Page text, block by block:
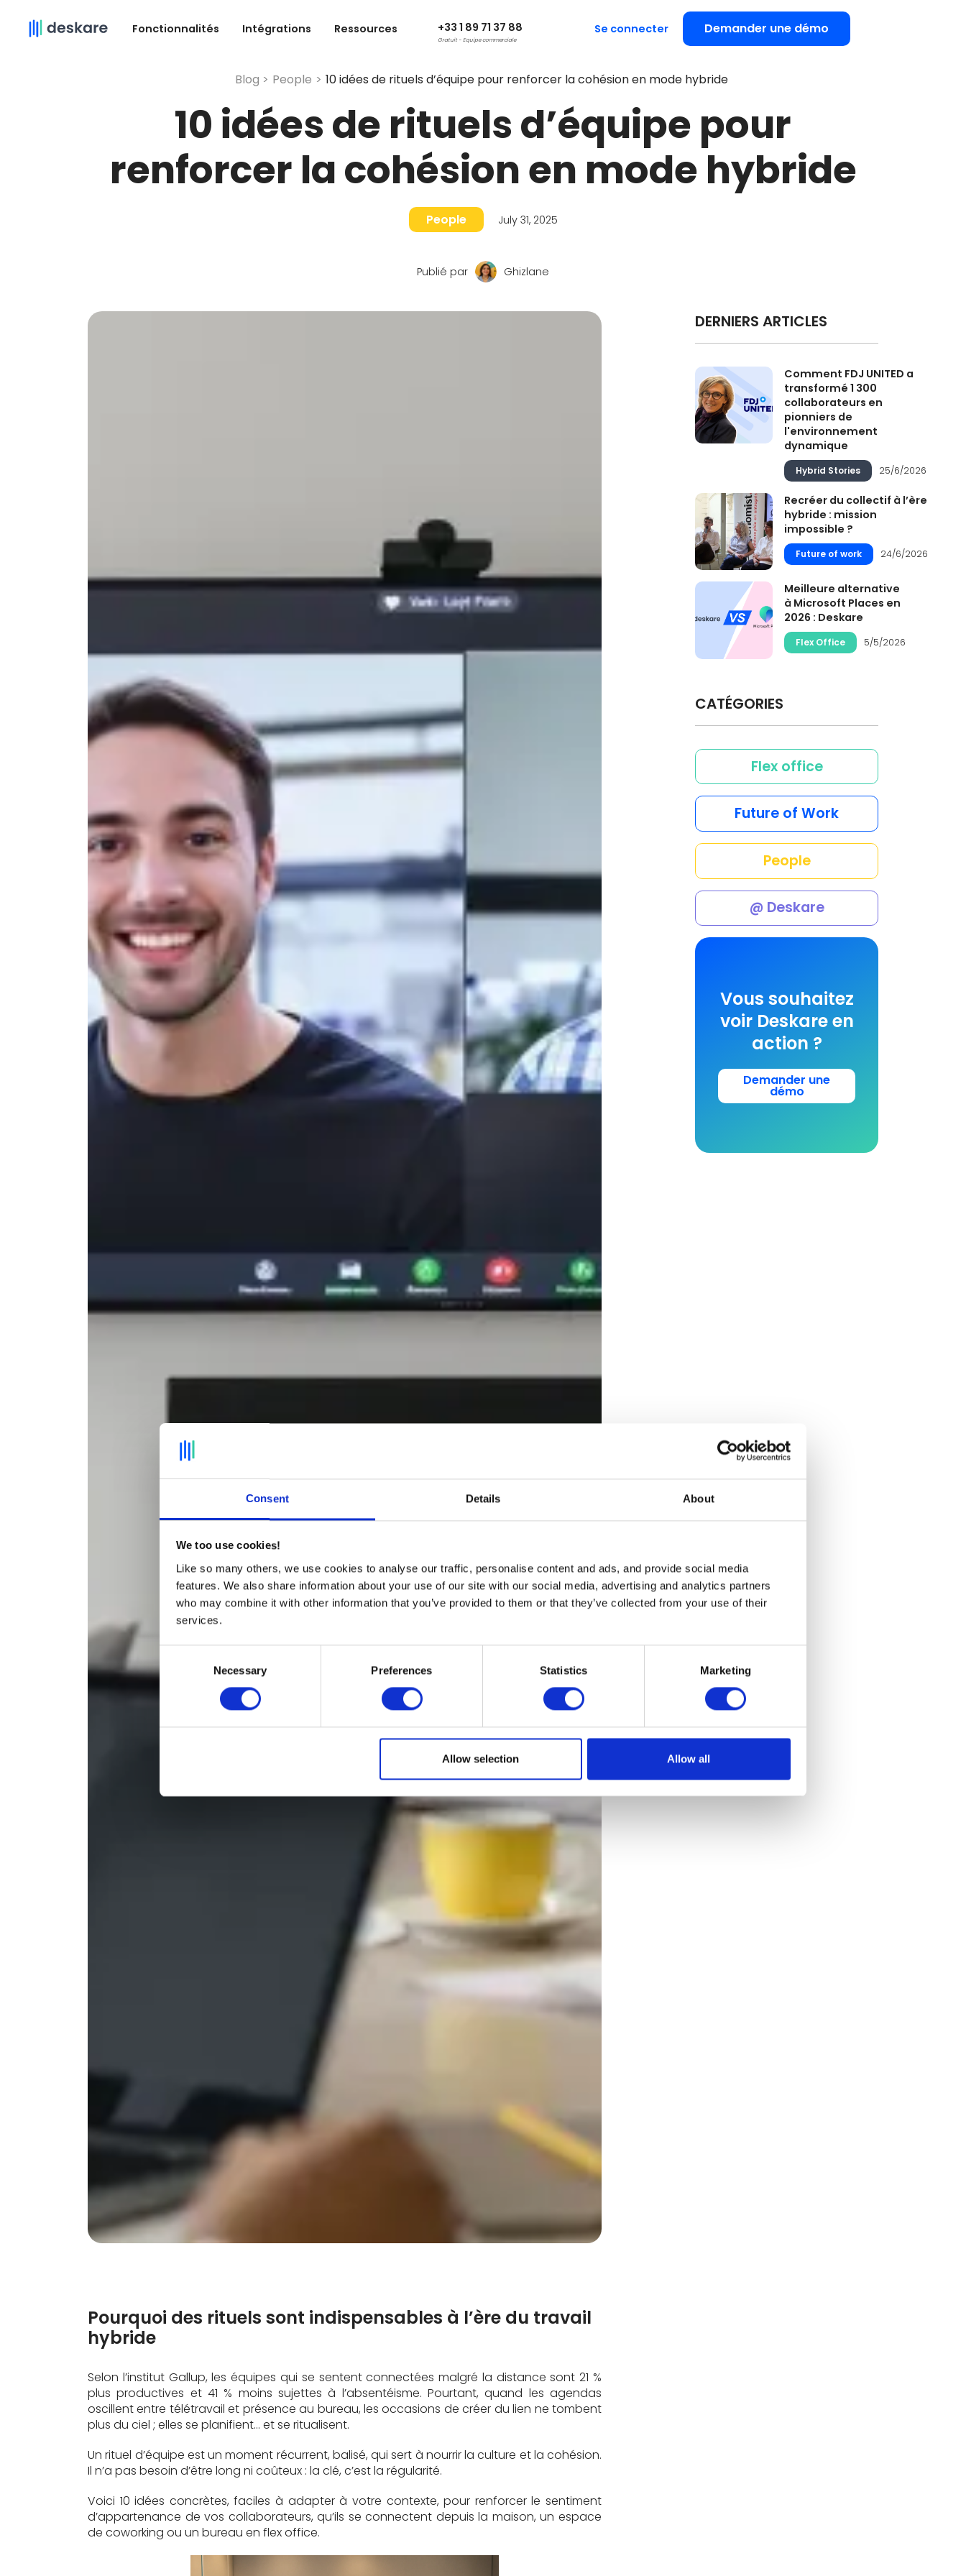
Consent Details About
We too use cookies!
Like so many others, we use cookies to analyse our traffic, personalise content and ads, and provide social media
features. We also share information about your use of our site with our social media, advertising and analytics partners
who may combine it with other information that you’ve provided to them or that they’ve collected from your use of their
services.
Selection
Necessary Preferences Statistics Marketing
Allow selection Allow all
Fonctionnalités Intégrations Ressources +33 1 89 71 37 88
Gratuit - Equipe commerciale
Se connecter Demander une démo
Blog > People > 10 idées de rituels d’équipe pour renforcer la cohésion en mode hybride
10 idées de rituels d’équipe pour
renforcer la cohésion en mode hybride
People July 31, 2025
Publié par Ghizlane
Pourquoi des rituels sont indispensables à l’ère du travail
hybride
Selon l’institut Gallup, les équipes qui se sentent connectées malgré la distance sont 21 %
plus productives et 41 % moins sujettes à l’absentéisme. Pourtant, quand les agendas
oscillent entre télétravail et présence au bureau, les occasions de créer du lien ne tombent
plus du ciel ; elles se planifient… et se ritualisent.
Un rituel d’équipe est un moment récurrent, balisé, qui sert à nourrir la culture et la cohésion.
Il n’a pas besoin d’être long ni coûteux : la clé, c’est la régularité.
Voici 10 idées concrètes, faciles à adapter à votre contexte, pour renforcer le sentiment
d’appartenance de vos collaborateurs, qu’ils se connectent depuis la maison, un espace
de coworking ou un bureau en flex office.
DERNIERS ARTICLES
Comment FDJ UNITED a
transformé 1 300
collaborateurs en
pionniers de
l'environnement
dynamique
Hybrid Stories 25/6/2026
Recréer du collectif à l’ère
hybride : mission
impossible ?
Future of work 24/6/2026
Meilleure alternative
à Microsoft Places en
2026 : Deskare
Flex Office 5/5/2026
CATÉGORIES
Flex office
Future of Work
People
@ Deskare
Vous souhaitez
voir Deskare en
action ?
Demander une
démo